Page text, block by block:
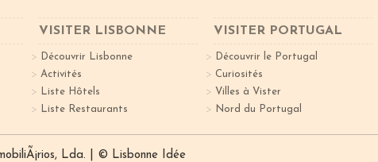
VISITER LISBONNE
Découvrir Lisbonne
Activités
Liste Hôtels
Liste Restaurants
VISITER PORTUGAL
Découvrir le Portugal
Curiosités
Villes à Vister
Nord du Portugal
Lda. | © Lisbonne Idée